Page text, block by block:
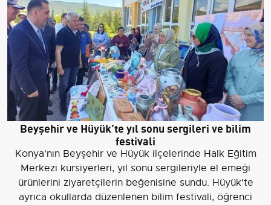
Beyşehir ve Hüyük’te yıl sonu sergileri ve bilim
festivali
Konya'nın Beyşehir ve Hüyük ilçelerinde Halk Eğitim
Merkezi kursiyerleri, yıl sonu sergileriyle el emeği
ürünlerini ziyaretçilerin beğenisine sundu. Hüyük'te
ayrıca okullarda düzenlenen bilim festivali, öğrenci